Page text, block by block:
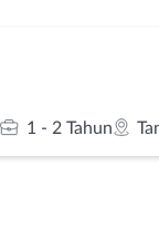
1 - 2 Tahun